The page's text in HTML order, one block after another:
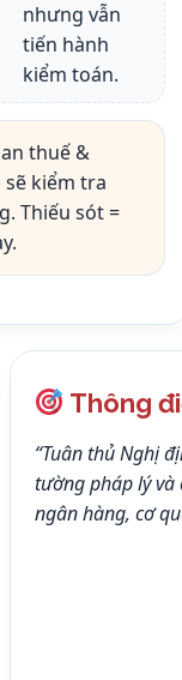
nhưng vẫn
tiến hành
kiểm toán.
thuế &
sẽ kiểm tra
Thiếu sót =
Thông
“Tuân thủ Nghị
tường pháp lý
ngân hàng, cơ